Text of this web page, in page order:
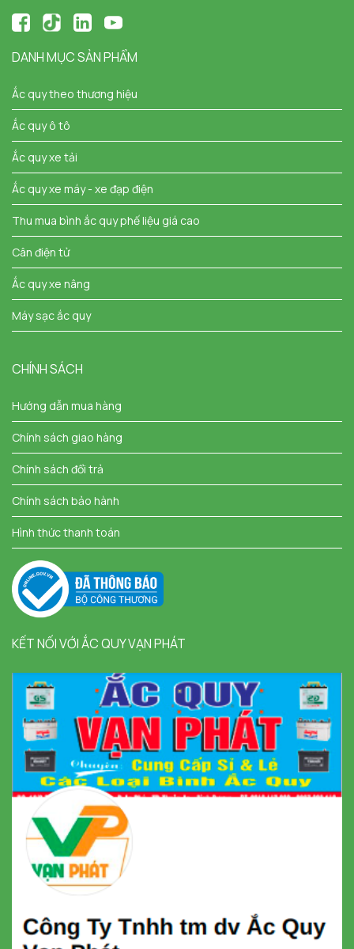
DANH MỤC SẢN PHẨM
Ắc quy theo thương hiệu
Ắc quy ô tô
Ắc quy xe tải
Ắc quy xe máy - xe đạp điện
Thu mua bình ắc quy phế liệu giá cao
Cân điện tử
Ắc quy xe nâng
Máy sạc ắc quy
CHÍNH SÁCH
Hướng dẫn mua hàng
Chính sách giao hàng
Chính sách đổi trả
Chính sách bảo hành
Hình thức thanh toán
KẾT NỐI VỚI ẮC QUY VẠN PHÁT